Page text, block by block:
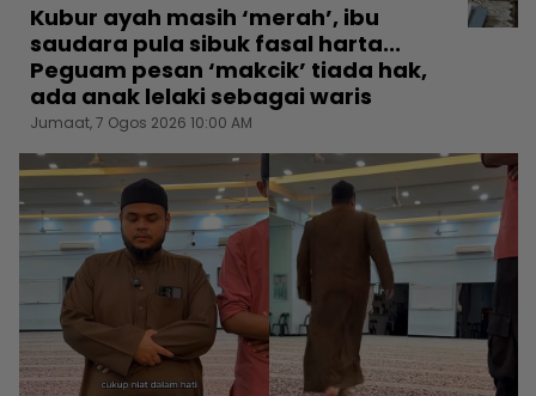
Kubur ayah masih ‘merah’, ibu
saudara pula sibuk fasal harta...
Peguam pesan ‘makcik’ tiada hak,
ada anak lelaki sebagai waris
Jumaat, 7 Ogos 2026 10:00 AM